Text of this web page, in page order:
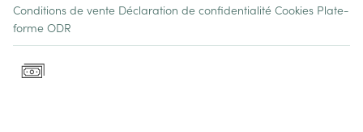
Conditions de vente Déclaration de confidentialité Cookies Plate-
forme ODR